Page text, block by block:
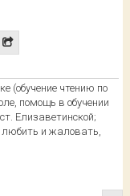
(обучение чтению по
помощь в обучении
Елизаветинской;
и жаловать,